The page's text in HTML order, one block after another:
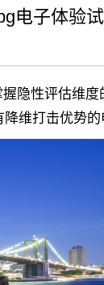
电子体验
隐性评估维度
维打击优势的